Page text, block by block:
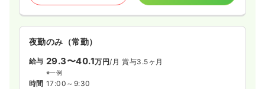
夜勤のみ（常勤）
給与 29.3〜40.1万円/月 賞与3.5ヶ月
※一例
時間 17:00～9:30